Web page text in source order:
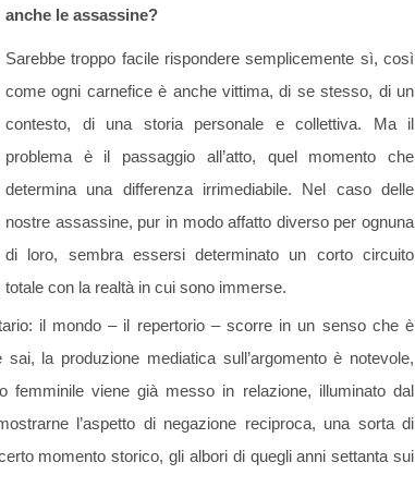
anche le assassine?
Sarebbe troppo facile rispondere semplicemente sì, così
come ogni carnefice è anche vittima, di se stesso, di un
contesto, di una storia personale e collettiva. Ma il
problema è il passaggio all’atto, quel momento che
determina una differenza irrimediabile. Nel caso delle
nostre assassine, pur in modo affatto diverso per ognuna
di loro, sembra essersi determinato un corto circuito
totale con la realtà in cui sono immerse.
il mondo – il repertorio – scorre in un senso che è
la produzione mediatica sull’argomento è notevole,
femminile viene già messo in relazione, illuminato dal
l’aspetto di negazione reciproca, una sorta di
momento storico, gli albori di quegli anni settanta sui